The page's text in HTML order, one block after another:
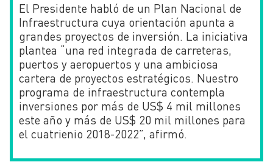
El Presidente habló de un Plan Nacional de
Infraestructura cuya orientación apunta a
grandes proyectos de inversión. La iniciativa
plantea “una red integrada de carreteras,
puertos y aeropuertos y una ambiciosa
cartera de proyectos estratégicos. Nuestro
programa de infraestructura contempla
inversiones por más de US$ 4 mil millones
este año y más de US$ 20 mil millones para
el cuatrienio 2018-2022”, afirmó.